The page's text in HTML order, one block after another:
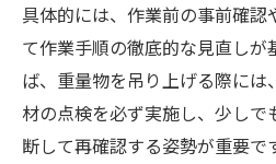
具体的には、作業前の事前確認
て作業手順の徹底的な見直しが
ば、重量物を吊り上げる際に
材の点検を必ず実施し、少しで
断して再確認する姿勢が重要で